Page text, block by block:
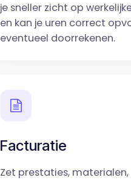
je sneller zicht op
en kan je uren correct
eventueel doorrekenen.
Facturatie
Zet prestaties,